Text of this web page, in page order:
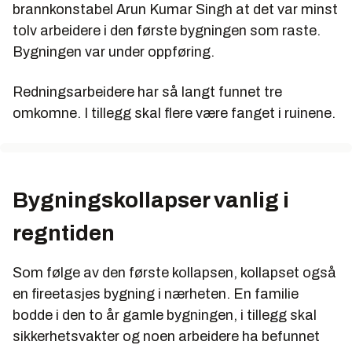
brannkonstabel Arun Kumar Singh at det var minst
tolv arbeidere i den første bygningen som raste.
Bygningen var under oppføring.
Redningsarbeidere har så langt funnet tre
omkomne. I tillegg skal flere være fanget i ruinene.
Bygningskollapser vanlig i
regntiden
Som følge av den første kollapsen, kollapset også
en fireetasjes bygning i nærheten. En familie
bodde i den to år gamle bygningen, i tillegg skal
sikkerhetsvakter og noen arbeidere ha befunnet